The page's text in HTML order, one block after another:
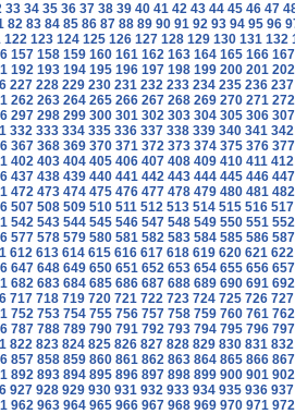
33 34 35 36 37 38 39 40 41 42 43 44 45 46 47
82 83 84 85 86 87 88 89 90 91 92 93 94 95 96
122 123 124 125 126 127 128 129 130 131 132
157 158 159 160 161 162 163 164 165 166 167
192 193 194 195 196 197 198 199 200 201 202
227 228 229 230 231 232 233 234 235 236 237
262 263 264 265 266 267 268 269 270 271 272
297 298 299 300 301 302 303 304 305 306 307
332 333 334 335 336 337 338 339 340 341 342
367 368 369 370 371 372 373 374 375 376 377
402 403 404 405 406 407 408 409 410 411 412
437 438 439 440 441 442 443 444 445 446 447
472 473 474 475 476 477 478 479 480 481 482
507 508 509 510 511 512 513 514 515 516 517
542 543 544 545 546 547 548 549 550 551 552
577 578 579 580 581 582 583 584 585 586 587
612 613 614 615 616 617 618 619 620 621 622
647 648 649 650 651 652 653 654 655 656 657
682 683 684 685 686 687 688 689 690 691 692
717 718 719 720 721 722 723 724 725 726 727
752 753 754 755 756 757 758 759 760 761 762
787 788 789 790 791 792 793 794 795 796 797
822 823 824 825 826 827 828 829 830 831 832
857 858 859 860 861 862 863 864 865 866 867
892 893 894 895 896 897 898 899 900 901 902
927 928 929 930 931 932 933 934 935 936 937
962 963 964 965 966 967 968 969 970 971 972